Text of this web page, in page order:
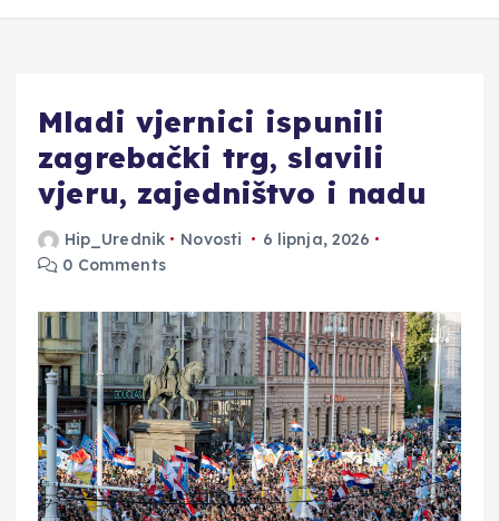
Mladi vjernici ispunili
zagrebački trg, slavili
vjeru, zajedništvo i nadu
Hip_Urednik Novosti
6 lipnja, 2026
0 Comments